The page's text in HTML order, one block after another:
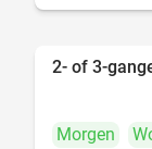
2- of 3-
Morgen